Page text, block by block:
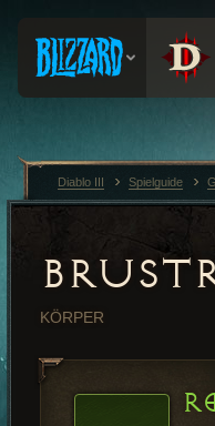
KÖRPER
Diablo III Spielguide